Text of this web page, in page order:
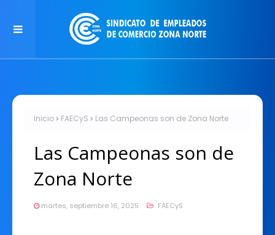
Inicio FAECyS Las Campeonas son de Zona Norte
Las Campeonas son de
Zona Norte
martes, septiembre 16, 2025 FAECyS